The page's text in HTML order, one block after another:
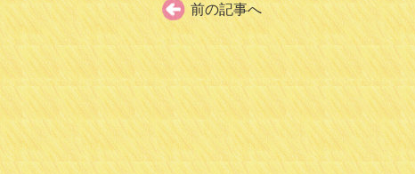
前の記事へ